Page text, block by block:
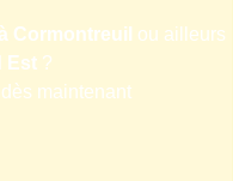
Cormontreuil ou ailleurs
Est?
maintenant